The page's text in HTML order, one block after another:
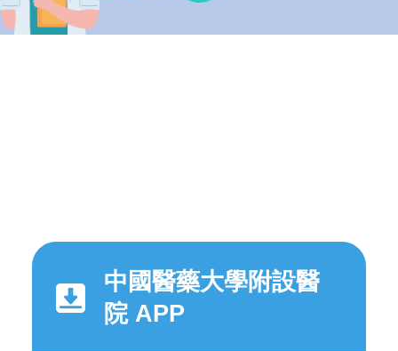
中國醫藥大學附設醫
院 APP